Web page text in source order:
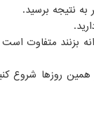
نتیجه برسید.
بزنند متفاوت
همین روزها